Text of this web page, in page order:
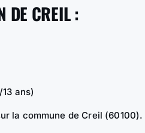
DE CREIL :
ans)
la commune de Creil (60100).